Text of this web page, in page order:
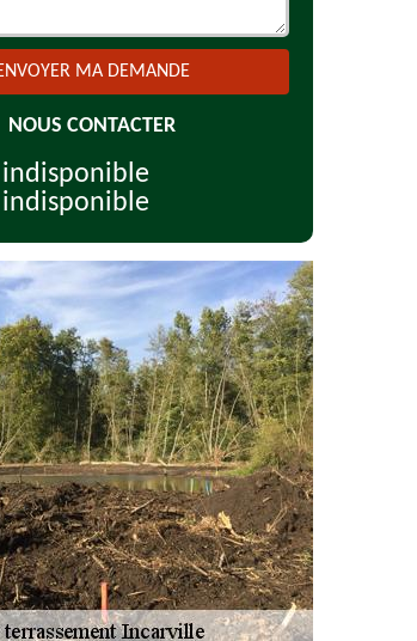
NOUS CONTACTER
indisponible
indisponible